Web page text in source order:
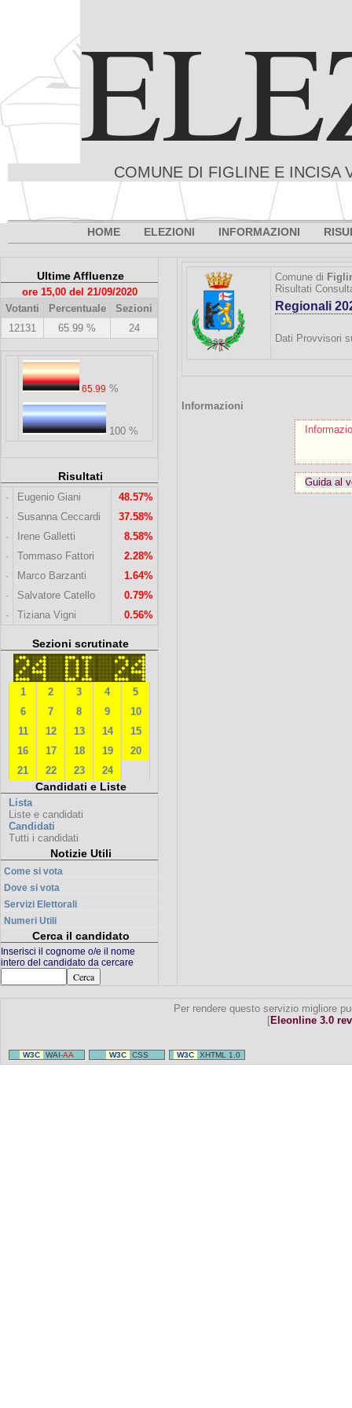
COMUNE DI FIGLINE E INCISA
HOME ELEZIONI INFORMAZIONI
Ultime Affluenze
ore 15,00 del 21/09/2020
Votanti
Percentuale
Sezioni
12131
65.99 % 24
65.99 %
100 %
Risultati
· Eugenio Giani
48.57%
·
Susanna Ceccardi
37.58%
·
Irene Galletti
8.58%
·
Tommaso Fattori
2.28%
·
Marco Barzanti
1.64%
·
Salvatore Catello
0.79%
·
Tiziana Vigni 0.56%
Sezioni scrutinate
1 2 3 4
5
6
7 8 9
10
11
12 13 14
15
16
17 18 19
20
21
22 23 24
Candidati e Liste
Lista
Liste e candidati
Candidati
Tutti i candidati
Notizie Utili
Come si vota
Dove si vota
Servizi Elettorali
Numeri Utili
Cerca il candidato
Inserisci il cognome o/e il nome
intero del candidato da cercare
Comune di
Risultati
Regionali
Dati Provvisori
Informazioni
Guida al
Per rendere questo servizio migliore
[Eleonline 3.0
W3C WAI-AA W3C CSS W3C XHTML 1.0